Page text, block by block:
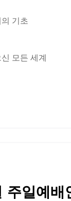
기초
모든 세계
주일예배